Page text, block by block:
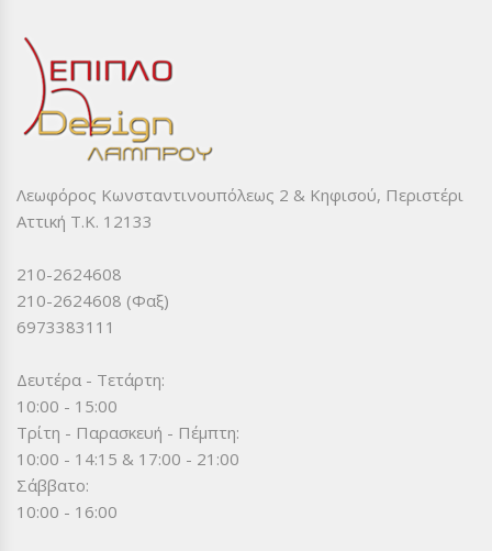
Λεωφόρος Κωνσταντινουπόλεως 2 & Κηφισού, Περιστέρι
Αττική Τ.Κ. 12133
210-2624608
210-2624608 (Φαξ)
6973383111
Δευτέρα - Τετάρτη:
10:00 - 15:00
Τρίτη - Παρασκευή - Πέμπτη:
10:00 - 14:15 & 17:00 - 21:00
Σάββατο:
10:00 - 16:00